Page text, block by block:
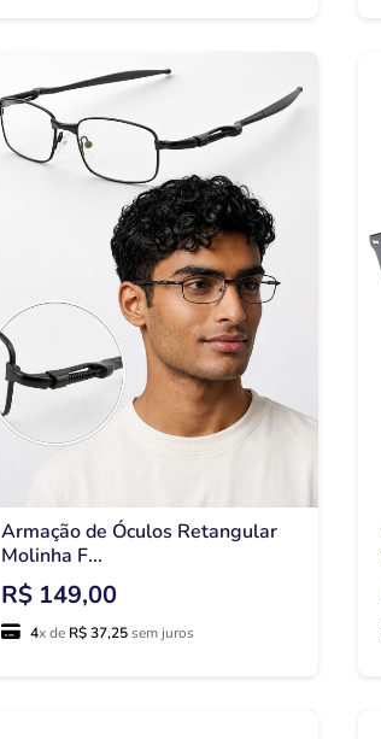
Armação de Óculos Retangular
Molinha F...
R$ 149,00
4x de R$ 37,25 sem juros